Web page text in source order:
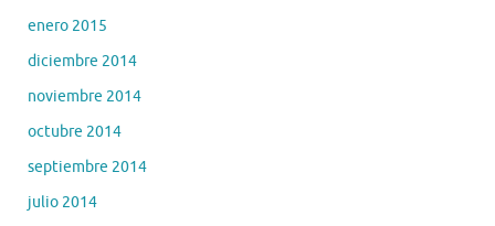
enero 2015
diciembre 2014
noviembre 2014
octubre 2014
septiembre 2014
julio 2014